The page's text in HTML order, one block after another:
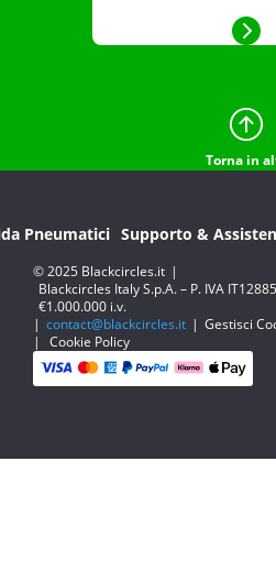
Torna in
Pneumatici Supporto &
© 2025 Blackcircles.it |
Blackcircles Italy S.p.A. – P. IVA
€1.000.000 i.v.
| contact@blackcircles.it | Gestisci
|
Cookie Policy